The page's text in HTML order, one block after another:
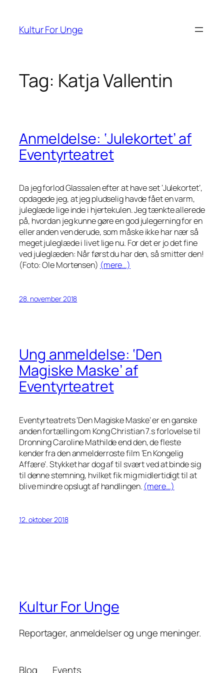
indhold
Kultur For Unge
Tag: Katja Vallentin
Anmeldelse: ‘Julekortet’ af
Eventyrteatret
Da jeg forlod Glassalen efter at have set ‘Julekortet’,
opdagede jeg, at jeg pludselig havde fået en varm,
juleglæde lige inde i hjertekulen. Jeg tænkte allerede
på, hvordan jeg kunne gøre en god julegerning for en
eller anden ven derude, som måske ikke har nær så
meget juleglæde i livet lige nu. For det er jo det fine
ved juleglæden: Når først du har den, så smitter den!
(Foto: Ole Mortensen) (mere…)
28. november 2018
Ung anmeldelse: ‘Den
Magiske Maske’ af
Eventyrteatret
Eventyrteatrets ‘Den Magiske Maske’ er en ganske
anden fortælling om Kong Christian 7.s forlovelse til
Dronning Caroline Mathilde end den, de fleste
kender fra den anmelderroste film ‘En Kongelig
Affære’. Stykket har dog af til svært ved at binde sig
til denne stemning, hvilket fik mig midlertidigt til at
blive mindre opslugt af handlingen. (mere…)
12. oktober 2018
Kultur For Unge
Reportager, anmeldelser og unge meninger.
Blog Events